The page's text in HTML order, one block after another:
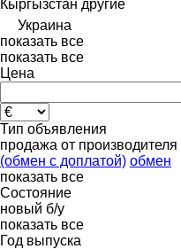
Кыргызстан другие
Украина
показать все
показать все
Цена
Тип объявления
продажа от производителя
(обмен с доплатой) обмен
показать все
Состояние
новый б/у
показать все
Год выпуска